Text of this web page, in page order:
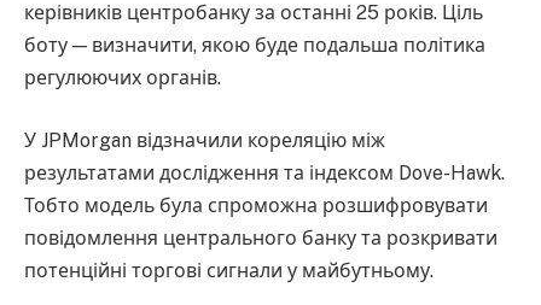
керівників центробанку за останні 25 років. Ціль
боту — визначити, якою буде подальша політика
регулюючих органів.
У JPMorgan відзначили кореляцію між
результатами дослідження та індексом Dove-Hawk.
Тобто модель була спроможна розшифровувати
повідомлення центрального банку та розкривати
потенційні торгові сигнали у майбутньому.